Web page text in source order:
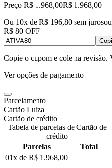
Preço R$ 1.968,00R$ 1.968,00
Ou 10x de R$ 196,80 sem jurosou
R$ 80 OFF
Copie o cupom e cole na revisão.
Ver opções de pagamento
Parcelamento
Cartão Luiza
Cartão de crédito
Tabela de parcelas de Cartão de
crédito
Parcelas
Total
01x de R$ 1.968,00